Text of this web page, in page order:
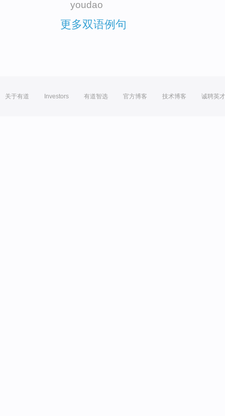
youdao
更多双语例句
关于有道 Investors 有道智选 官方博客 技术博客 诚聘英才